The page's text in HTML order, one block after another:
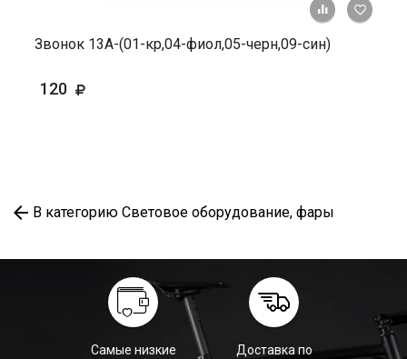
+ К
Звонок 13А-(01-кр,04-фиол,05-черн,09-син)
120
В категорию Световое оборудование, фары
Самые низкие
Доставка по